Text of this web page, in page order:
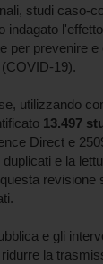
studi caso-
indagato
per prevenire e
19).
utilizzando
13.497
Direct e
duplicati e la
revisione
e gli
la